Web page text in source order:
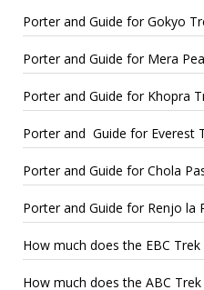
Porter and Guide for Gokyo
Porter and Guide for Mera
Porter and Guide for Khopra
Porter and Guide for Everest
Porter and Guide for Chola
Porter and Guide for Renjo la
How much does the EBC Trek
How much does the ABC Trek